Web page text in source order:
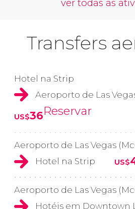
ver todas as
Transfers
Hotel na Strip
Aeroporto de Las
US$36Reservar
Aeroporto de Las Vegas
Hotel na Strip
US$
Aeroporto de Las Vegas
Hotéis em Downtown